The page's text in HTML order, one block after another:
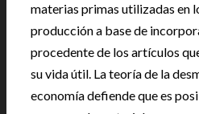
materias primas utilizadas en
producción a base de
procedente de los artículos
su vida útil. La teoría de la
economía defiende que es